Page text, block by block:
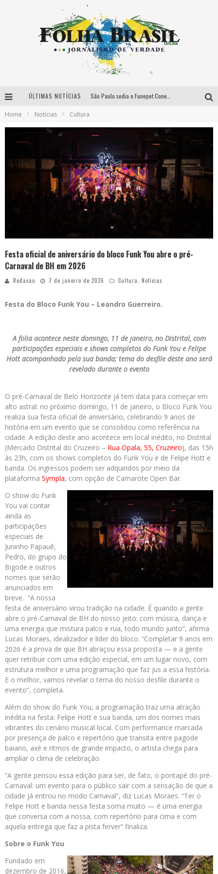
ÚLTIMAS NOTÍCIAS
É neste sábado: Marcelinho de Lima e Trio Virgulino agitam o Forró do Givanildo em Pedro Leopoldo
Home Notícias Cultura
Festa oficial de aniversário do bloco Funk You abre o pré-
Carnaval de BH em 2026
Redacao 7 de janeiro de 2026 Cultura, Notícias
Festa do Bloco Funk You – Leandro Guerreiro.
A folia acontece neste domingo, 11 de janeiro, no Distrital, com
participações especiais e shows completos do Funk You e Felipe
Hott acompanhado pela sua banda; tema do desfile deste ano será
revelado durante o evento
O pré-Carnaval de Belo Horizonte já tem data para começar em
alto astral: no próximo domingo, 11 de janeiro, o Bloco Funk You
realiza sua festa oficial de aniversário, celebrando 9 anos de
história em um evento que se consolidou como referência na
cidade. A edição deste ano acontece em local inédito, no Distrital
(Mercado Distrital do Cruzeiro – Rua Opala, 55, Cruzeiro), das 15h
às 23h, com os shows completos do Funk You e de Felipe Hott e
banda. Os ingressos podem ser adquiridos por meio da
plataforma Sympla, com opção de Camarote Open Bar.
O show do Funk
You vai contar
ainda as
participações
especiais de
Juninho Papauê,
Pedro, do grupo do
Bigode e outros
nomes que serão
anunciados em
breve. “A nossa
festa de aniversário virou tradição na cidade. É quando a gente
abre o pré-Carnaval de BH do nosso jeito: com música, dança e
uma energia que mistura palco e rua, todo mundo junto”, afirma
Lucas Moraes, idealizador e líder do bloco. “Completar 9 anos em
2026 é a prova de que BH abraçou essa proposta — e a gente
quer retribuir com uma edição especial, em um lugar novo, com
estrutura melhor e uma programação que faz jus a essa história.
E o melhor, vamos revelar o tema do nosso desfile durante o
evento”, completa.
Além do show do Funk You, a programação traz uma atração
inédita na festa: Felipe Hott e sua banda, um dos nomes mais
vibrantes do cenário musical local. Com performance marcada
por presença de palco e repertório que transita entre pagode
baiano, axé e ritmos de grande impacto, o artista chega para
ampliar o clima de celebração.
“A gente pensou essa edição para ser, de fato, o pontapé do pré-
Carnaval: um evento para o público sair com a sensação de que a
cidade já entrou no modo Carnaval”, diz Lucas Moraes. “Ter o
Felipe Hott e banda nessa festa soma muito — é uma energia
que conversa com a nossa, com repertório para cima e com
aquela entrega que faz a pista ferver” finaliza.
Sobre o Funk You
Fundado em
dezembro de 2016,